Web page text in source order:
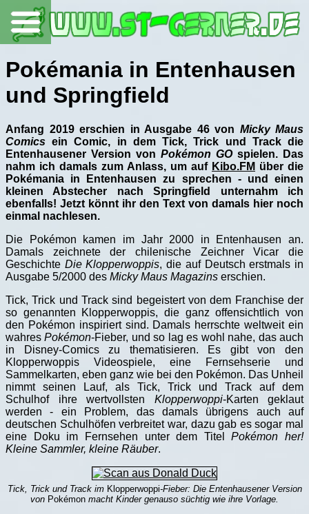
Pokémania in Entenhausen
und Springfield
Anfang 2019 erschien in Ausgabe 46 von Micky Maus
Comics ein Comic, in dem Tick, Trick und Track die
Entenhausener Version von Pokémon GOspielen. Das
nahm ich damals zum Anlass, um auf Kibo.FM über die
Pokémania in Entenhausen zu sprechen - und einen
kleinen Abstecher nach Springfield unternahm ich
ebenfalls! Jetzt könnt ihr den Text von damals hier noch
einmal nachlesen.
Die Pokémon kamen im Jahr 2000 in Entenhausen an.
Damals zeichnete der chilenische Zeichner Vicar die
Geschichte Die Klopperwoppis, die auf Deutsch erstmals in
Ausgabe 5/2000 des Micky Maus Magazins erschien.
Tick, Trick und Track sind begeistert von dem Franchise der
so genannten Klopperwoppis, die ganz offensichtlich von
den Pokémon inspiriert sind. Damals herrschte weltweit ein
wahresPokémon-Fieber, und so lag es wohl nahe, das auch
in Disney-Comics zu thematisieren. Es gibt von den
Klopperwoppis Videospiele, eine Fernsehserie und
Sammelkarten, eben ganz wie bei den Pokémon. Das Unheil
nimmt seinen Lauf, als Tick, Trick und Track auf dem
Schulhof ihre wertvollsten Klopperwoppi-Karten geklaut
werden - ein Problem, das damals übrigens auch auf
deutschen Schulhöfen verbreitet war, dazu gab es sogar mal
eine Doku im Fernsehen unter dem TitelPokémon her!
Kleine Sammler, kleine Räuber.
Tick, Trick und Track im Klopperwoppi-Fieber: Die Entenhausener Version
von Pokémon macht Kinder genauso süchtig wie ihre Vorlage.